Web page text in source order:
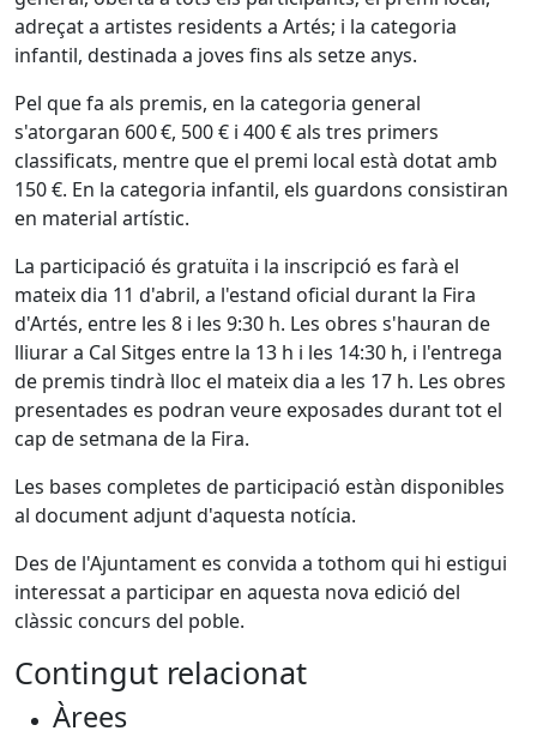
adreçat a artistes residents a Artés; i la categoria
infantil, destinada a joves fins als setze anys.
Pel que fa als premis, en la categoria general
s'atorgaran 600 €, 500 € i 400 € als tres primers
classificats, mentre que el premi local està dotat amb
150 €. En la categoria infantil, els guardons consistiran
en material artístic.
La participació és gratuïta i la inscripció es farà el
mateix dia 11 d'abril, a l'estand oficial durant la Fira
d'Artés, entre les 8 i les 9:30 h. Les obres s'hauran de
lliurar a Cal Sitges entre la 13 h i les 14:30 h, i l'entrega
de premis tindrà lloc el mateix dia a les 17 h. Les obres
presentades es podran veure exposades durant tot el
cap de setmana de la Fira.
Les bases completes de participació estàn disponibles
al document adjunt d'aquesta notícia.
Des de l'Ajuntament es convida a tothom qui hi estigui
interessat a participar en aquesta nova edició del
clàssic concurs del poble.
Contingut relacionat
Àrees